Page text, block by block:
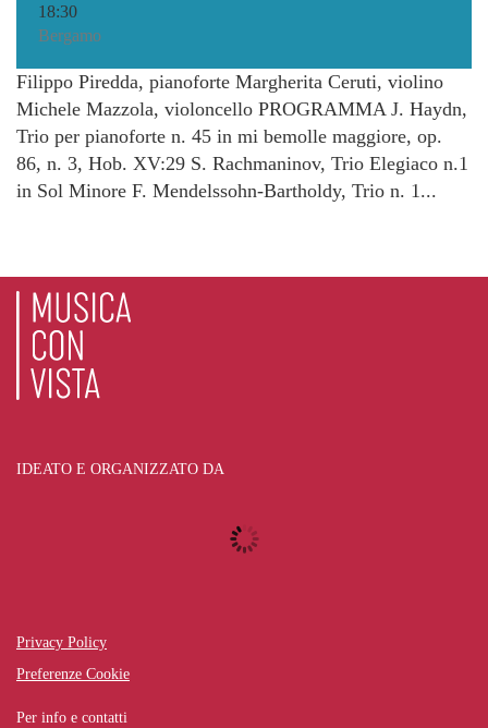
18:30
Bergamo
Filippo Piredda, pianoforte Margherita Ceruti, violino
Michele Mazzola, violoncello PROGRAMMA J. Haydn,
Trio per pianoforte n. 45 in mi bemolle maggiore, op.
86, n. 3, Hob. XV:29 S. Rachmaninov, Trio Elegiaco n.1
in Sol Minore F. Mendelssohn-Bartholdy, Trio n. 1...
IDEATO E ORGANIZZATO DA
Privacy Policy
Preferenze Cookie
Per info e contatti